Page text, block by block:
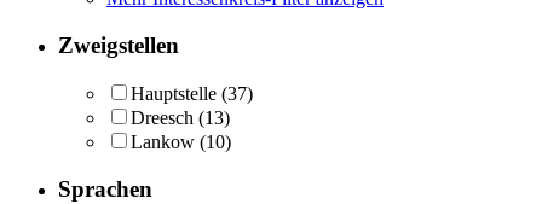
Zweigstellen
Hauptstelle (37)
Dreesch (13)
Lankow (10)
Sprachen